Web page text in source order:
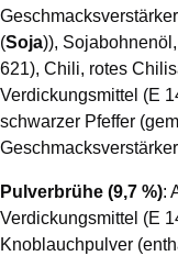
(Soja)),
621), Chili, rotes
Verdickungsmittel (E
schwarzer Pfeffer
Pulverbrühe (9,7 %):
Verdickungsmittel (E
Knoblauchpulver